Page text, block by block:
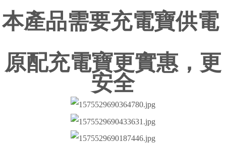
本產品需要充電寶供電
原配充電寶更實惠，更
安全